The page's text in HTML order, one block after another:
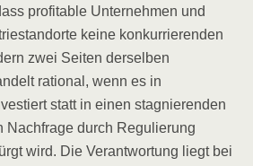
profitable Unternehmen und
keine konkurrierenden
zwei Seiten derselben
rational, wenn es in
statt in einen stagnierenden
Nachfrage durch Regulierung
wird. Die Verantwortung liegt bei